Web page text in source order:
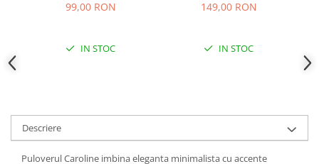
99,00 RON
IN STOC
149,00 RON
IN STOC
Descriere
Puloverul Caroline imbina eleganta minimalista cu accente